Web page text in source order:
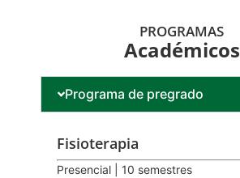
PROGRAMAS
Académicos
Programa de pregrado
Fisioterapia
Presencial | 10 semestres